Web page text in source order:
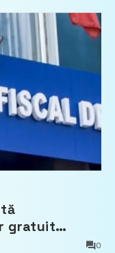
gratuit
bunurile
0